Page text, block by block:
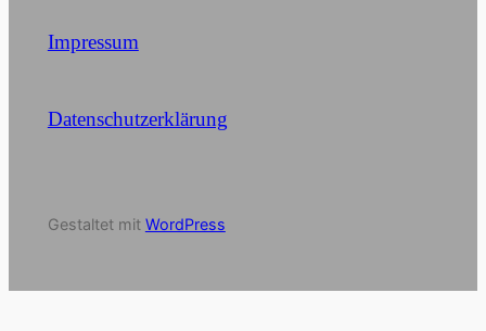
Impressum
Datenschutzerklärung
Gestaltet mit WordPress